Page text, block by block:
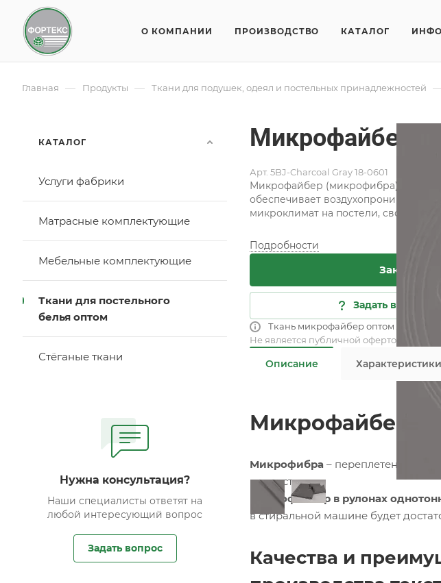
О КОМПАНИИ ПРОИЗВОДСТВО КАТАЛОГ
Главная — Продукты — Ткани для подушек, одеял и постельных принадлежностей
Микрофайбер
Арт. 5BJ-Charcoal Gray 18-0601
Микрофайбер (микрофибра)
обеспечивает
микроклимат на постели,
Подробности
Заказать
Задать вопрос
Ткань микрофайбер оптом / мелким
Не является публичной офертой
Описание Характеристики
Микрофайбер
Микрофибра – переплетение
полиэстера.
Микрофайбер в рулонах
в стиральной машине будет
Качества и
КАТАЛОГ
Услуги фабрики
Матрасные комплектующие
Мебельные комплектующие
Ткани для постельного
белья оптом
Стёганые ткани
Нужна консультация?
Наши специалисты ответят на
любой интересующий вопрос
Задать вопрос